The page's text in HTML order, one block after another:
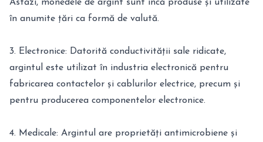
Astăzi, monedele de argint sunt încă produse și utilizate
în anumite țări ca formă de valută.
3. Electronice: Datorită conductivității sale ridicate,
argintul este utilizat în industria electronică pentru
fabricarea contactelor și cablurilor electrice, precum și
pentru producerea componentelor electronice.
4. Medicale: Argintul are proprietăți antimicrobiene și